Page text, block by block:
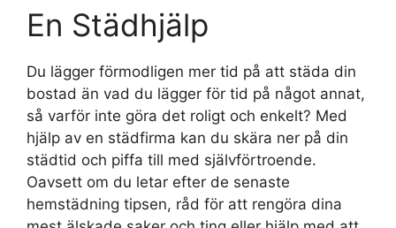
En Städhjälp
Du lägger förmodligen mer tid på att städa din
bostad än vad du lägger för tid på något annat,
så varför inte göra det roligt och enkelt? Med
hjälp av en städfirma kan du skära ner på din
städtid och piffa till med självförtroende.
Oavsett om du letar efter de senaste
hemstädning tipsen, råd för att rengöra dina